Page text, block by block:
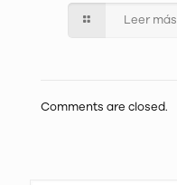
Leer más
Comments are closed.